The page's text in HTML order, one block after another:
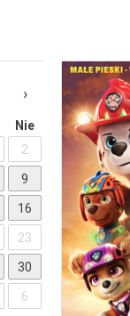
›
Nie
2
9
16
23
30
6